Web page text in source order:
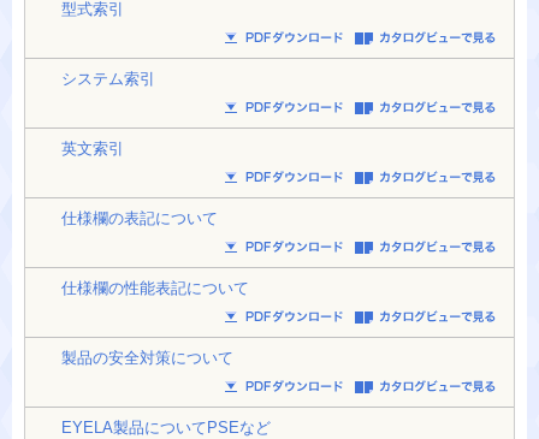
型式索引
システム索引
英文索引
仕様欄の表記について
仕様欄の性能表記について
製品の安全対策について
EYELA製品についてPSEなど